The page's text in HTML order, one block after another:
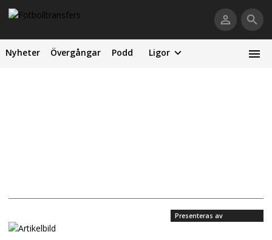
Nyheter Övergångar Podd Ligor
Presenteras av